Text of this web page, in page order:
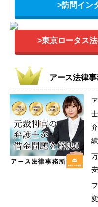
>訪問イン
>東京ロータス
アース法律